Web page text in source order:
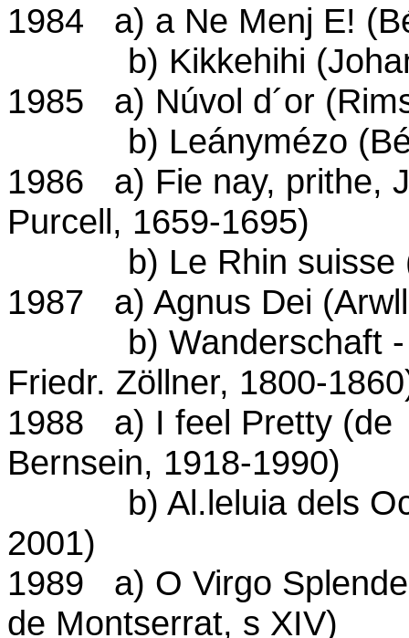
1984 a) a Ne Menj E!
b) Kikkehihi (Johan
1985 a) Núvol d´or
b) Leánymézo (Béla
1986 a) Fie nay, prithe,
Purcell, 1659-1695)
b) Le Rhin suisse
1987 a) Agnus Dei
b) Wanderschaft -
Friedr. Zöllner, 1800-
1988 a) I feel Pretty (de
Bernsein, 1918-1990)
b) Al.leluia dels
2001)
1989 a) O Virgo
de Montserrat, s XIV)